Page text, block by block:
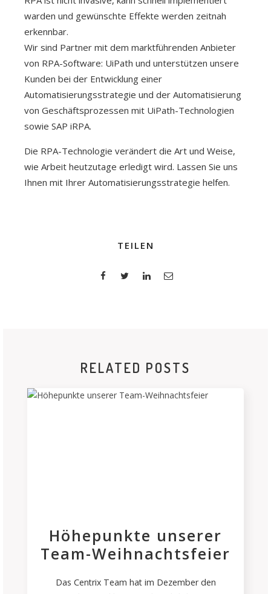
warden und gewünschte Effekte werden zeitnah
erkennbar.
Wir sind Partner mit dem marktführenden Anbieter
von RPA-Software: UiPath und unterstützen unsere
Kunden bei der Entwicklung einer
Automatisierungsstrategie und der Automatisierung
von Geschäftsprozessen mit UiPath-Technologien
sowie SAP iRPA.
Die RPA-Technologie verändert die Art und Weise,
wie Arbeit heutzutage erledigt wird. Lassen Sie uns
Ihnen mit Ihrer Automatisierungsstrategie helfen.
TEILEN
RELATED POSTS
Höhepunkte unserer
Team-Weihnachtsfeier
Das Centrix Team hat im Dezember den